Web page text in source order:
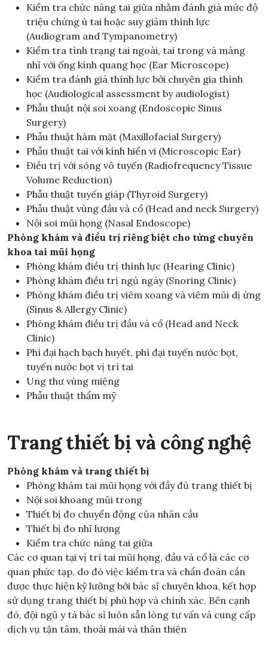
Kiểm tra chức năng tai giữa nhằm đánh giá mức độ
triệu chứng ù tai hoặc suy giảm thính lực
(Audiogram and Tympanometry)
Kiểm tra tình trạng tai ngoài, tai trong và màng
nhĩ với ống kính quang học (Ear Microscope)
Kiểm tra đánh giá thính lực bởi chuyên gia thính
học (Audiological assessment by audiologist)
Phẫu thuật nội soi xoang (Endoscopic Sinus
Surgery)
Phẫu thuật hàm mặt (Maxillofacial Surgery)
Phẫu thuật tai với kính hiển vi (Microscopic Ear)
Điều trị với sóng vô tuyến (Radiofrequency Tissue
Volume Reduction)
Phẫu thuật tuyến giáp (Thyroid Surgery)
Phẫu thuật vùng đầu và cổ (Head and neck Surgery)
Nội soi mũi họng (Nasal Endoscope)
Phòng khám và điều trị riêng biệt cho từng chuyên
khoa tai mũi họng
Phòng khám điều trị thính lực (Hearing Clinic)
Phòng khám điều trị ngủ ngáy (Snoring Clinic)
Phòng khám điều trị viêm xoang và viêm mũi dị ứng
(Sinus & Allergy Clinic)
Phòng khám điều trị đầu và cổ (Head and Neck
Clinic)
Phì đại hạch bạch huyết, phì đại tuyến nước bọt,
tuyến nước bọt vị trí tai
Ung thư vùng miệng
Phẫu thuật thẩm mỹ
Trang thiết bị và công nghệ
Phòng khám và trang thiết bị
Phòng khám tai mũi họng với đầy đủ trang thiết bị
Nội soi khoang mũi trong
Thiết bị đo chuyển động của nhãn cầu
Thiết bị đo nhĩ lượng
Kiểm tra chức năng tai giữa
Các cơ quan tại vị trí tai mũi họng, đầu và cổ là các cơ
quan phức tạp, do đó việc kiểm tra và chẩn đoán cần
được thực hiện kỹ lưỡng bởi bác sĩ chuyên khoa, kết hợp
sử dụng trang thiết bị phù hợp và chính xác. Bên cạnh
đó, đội ngũ y tá bác sĩ luôn sẵn lòng tư vấn và cung cấp
dịch vụ tận tâm, thoải mái và thân thiện